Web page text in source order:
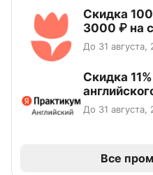
Скидка
3000 ₽ на
До 31 августа,
Скидка
До 31 августа,
Все